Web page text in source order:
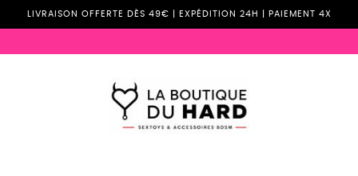
LIVRAISON OFFERTE DÈS 49€ | EXPÉDITION 24H | PAIEMENT 4X